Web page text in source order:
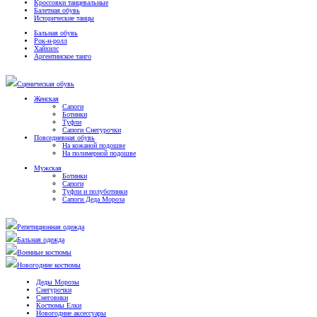
Кроссовки танцевальные
Балетная обувь
Исторические танцы
Бальная обувь
Рок-н-ролл
Хайхилс
Аргентинское танго
Сценическая обувь
Женская
Сапоги
Ботинки
Туфли
Сапоги Снегурочки
Повседневная обувь
На кожаной подошве
На полимерной подошве
Мужская
Ботинки
Сапоги
Туфли и полуботинки
Сапоги Деда Мороза
Репетиционная одежда
Бальная одежда
Военные костюмы
Новогодние костюмы
Деды Морозы
Снегурочки
Снеговики
Костюмы Елки
Новогодние аксессуары